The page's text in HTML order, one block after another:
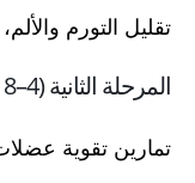
تقليل التورم
المرحلة الثانية (4–8 أسابيع):
تمارين تقوية